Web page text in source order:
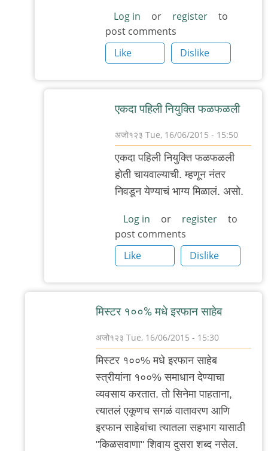
चायवाला
जर
पंप्र
होऊ
by
Log in or register
to
post comments
Like
Dislike
एकदा पहिली नियुक्ति फळफळली
अजो१२३ Tue, 16/06/2015 - 15:50
reply
to
नाही,
उदाहरण
बरोबर
आहे,
by
मी
एकदा पहिली नियुक्ति फळफळली
होती चायवाल्याची. म्हणून नंतर
निवडून येण्याचं भाग्य मिळालं. असो.
Log in or register
to
post comments
Like
Dislike
मिस्टर १००% मधे इरफान साहेब
अजो१२३ Tue, 16/06/2015 - 15:30
In
reply
आमच्या
मिस्टर १००% मधे इरफान साहेब
स्त्रीयांना १००% समाधान देण्याचा
व्यवसाय करतात. तो सिनेमा पाहताना,
त्यातलं एकूणच सगळं वातावरण आणि
इरफान साहेबांचा त्यातला सहभाग यासाठी
"किळसवाणा" शिवाय दुसरा शब्द नसेल.